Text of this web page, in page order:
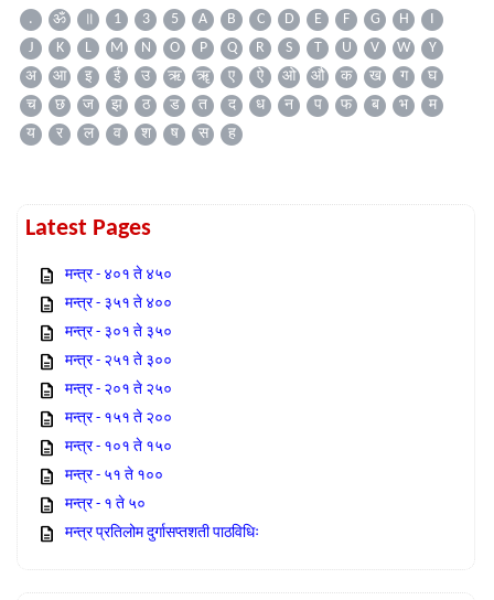
. ॐ ॥ 1 3 5 A B C D E F G H
I
J
K L M N O P Q R S T U V W
Y
अ
आ इ ई उ ऋ ॠ ए ऐ ओ औ क ख ग
घ
च
छ ज झ ठ ड त द ध न प फ ब भ
म
य
र ल व श ष स ह
Latest Pages
मन्त्र - ४०१ ते ४५०
मन्त्र - ३५१ ते ४००
मन्त्र - ३०१ ते ३५०
मन्त्र - २५१ ते ३००
मन्त्र - २०१ ते २५०
मन्त्र - १५१ ते २००
मन्त्र - १०१ ते १५०
मन्त्र - ५१ ते १००
मन्त्र - १ ते ५०
मन्त्र प्रतिलोम दुर्गासप्तशती पाठविधिः